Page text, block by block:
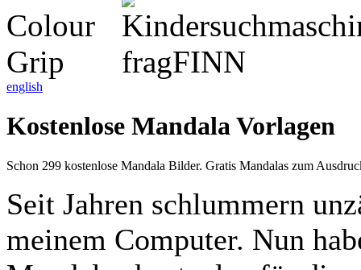
english
Kostenlose Mandala Vorlagen
Schon 299 kostenlose Mandala Bilder. Gratis Mandalas zum
Seit Jahren schlummern
meinem Computer. Nun